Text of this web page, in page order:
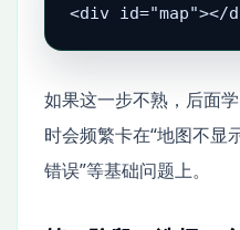
<div id="map"></
如果这一步不熟，后面
时会频繁卡在“地图不显
错误”等基础问题上。